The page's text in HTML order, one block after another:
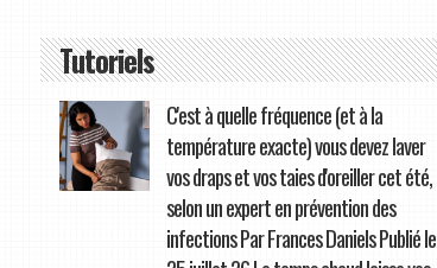
Tutoriels
C'est à quelle fréquence (et à la
température exacte) vous devez laver
vos draps et vos taies d'oreiller cet été,
selon un expert en prévention des
infections Par Frances Daniels Publié le